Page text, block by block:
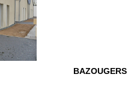
BAZOUGERS